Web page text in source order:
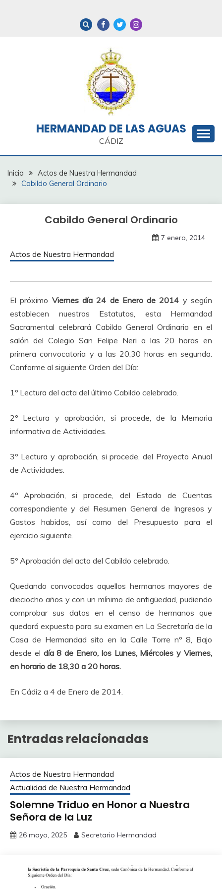
HERMANDAD DE LAS AGUAS
CÁDIZ
Inicio
Actos de Nuestra Hermandad
Cabildo General Ordinario
Cabildo General Ordinario
7 enero, 2014
Actos de Nuestra Hermandad
El próximo Viernes día 24 de Enero de 2014 y según
establecen nuestros Estatutos, esta Hermandad
Sacramental celebrará Cabildo General Ordinario en el
salón del Colegio San Felipe Neri a las 20 horas en
primera convocatoria y a las 20,30 horas en segunda.
Conforme al siguiente Orden del Día:
1º Lectura del acta del último Cabildo celebrado.
2º Lectura y aprobación, si procede, de la Memoria
informativa de Actividades.
3º Lectura y aprobación, si procede, del Proyecto Anual
de Actividades.
4º Aprobación, si procede, del Estado de Cuentas
correspondiente y del Resumen General de Ingresos y
Gastos habidos, así como del Presupuesto para el
ejercicio siguiente.
5º Aprobación del acta del Cabildo celebrado.
Quedando convocados aquellos hermanos mayores de
dieciocho años y con un mínimo de antigüedad, pudiendo
comprobar sus datos en el censo de hermanos que
quedará expuesto para su examen en La Secretaría de la
Casa de Hermandad sito en la Calle Torre nº 8, Bajo
desde el día 8 de Enero, los Lunes, Miércoles y Viernes,
en horario de 18,30 a 20 horas.
En Cádiz a 4 de Enero de 2014.
Entradas relacionadas
Actos de Nuestra Hermandad
Actualidad de Nuestra Hermandad
Solemne Triduo en Honor a Nuestra
Señora de la Luz
26 mayo, 2025 Secretario Hermandad